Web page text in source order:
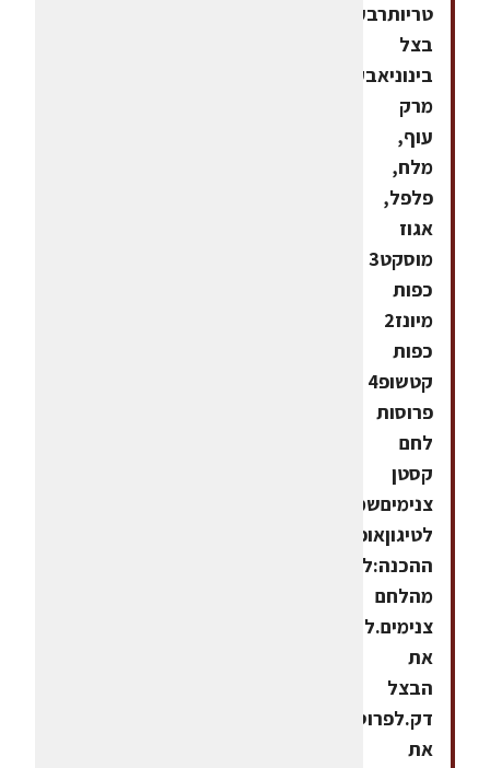
טריותרבע
בצל
בינוניאבקת
מרק
עוף,
מלח,
פלפל,
אגוז
מוסקט3
כפות
מיונז2
כפות
קטשופ4
פרוסות
לחם
קסטן
צנימיםשמן/חמאה
לטיגוןאופן
ההכנה:להכין
מהלחם
צנימים.לקצוץ
את
הבצל
דק.לפרוס
את